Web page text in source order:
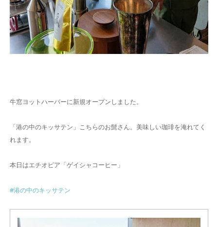
牛窓ヨットハーバーに新規オープンしました。
「港の中のキッサテン」こちらのお髭さん。美味しい珈琲を淹れてく
れます。
本日はエチオピア「ゲイシャコーヒー」
#港の中のキッサテン